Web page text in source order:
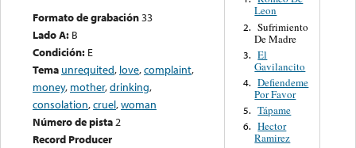
Formato de grabación33
Lado A: B
Condición: E
Tema unrequited, love,complaint,
money, mother,drinking,
consolation,cruel,woman
Número de pista2
Record Producer
Leon
2. Sufrimiento
De Madre
3. El
Gavilancito
4. Defiendeme
Por Favor
5. Tápame
6. Hector
Ramirez